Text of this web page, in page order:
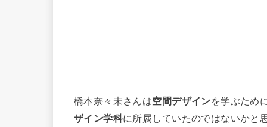
橋本奈々未さんは空間デザインを学ぶため
ザイン学科に所属していたのではないかと